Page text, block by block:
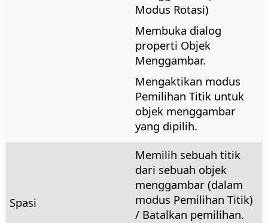
Modus Rotasi)
Membuka dialog
properti Objek
Menggambar.
Mengaktikan modus
Pemilihan Titik untuk
objek menggambar
yang dipilih.
Spasi
Memilih sebuah titik
dari sebuah objek
menggambar (dalam
modus Pemilihan Titik)
/ Batalkan pemilihan.